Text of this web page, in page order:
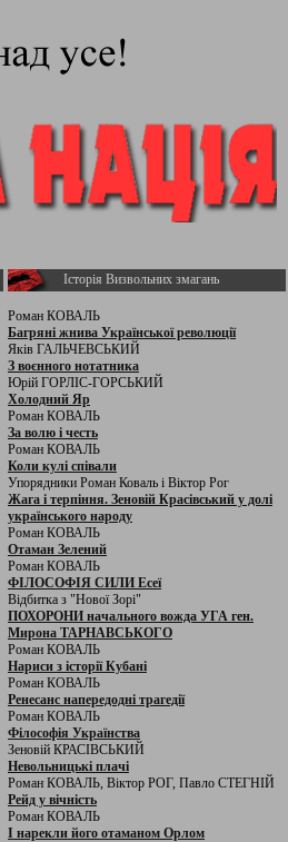
Історія Визвольних змагань
Роман КОВАЛЬ
Багряні жнива Української революції
Яків ГАЛЬЧЕВСЬКИЙ
З воєнного нотатника
Юрій ГОРЛІС-ГОРСЬКИЙ
Холодний Яр
Роман КОВАЛЬ
За волю і честь
Роман КОВАЛЬ
Коли кулі співали
Упорядники Роман Коваль і Віктор Рог
Жага і терпіння. Зеновій Красівський у долі
українського народу
Роман КОВАЛЬ
Отаман Зелений
Роман КОВАЛЬ
ФІЛОСОФІЯ СИЛИ Есеї
Відбитка з "Нової Зорі"
ПОХОРОНИ начального вожда УГА ген.
Мирона ТАРНАВСЬКОГО
Роман КОВАЛЬ
Нариси з історії Кубані
Роман КОВАЛЬ
Ренесанс напередодні трагедії
Роман КОВАЛЬ
Філософія Українства
Зеновій КРАСІВСЬКИЙ
Невольницькі плачі
Роман КОВАЛЬ, Віктор РОГ, Павло СТЕГНІЙ
Рейд у вічність
Роман КОВАЛЬ
І нарекли його отаманом Орлом